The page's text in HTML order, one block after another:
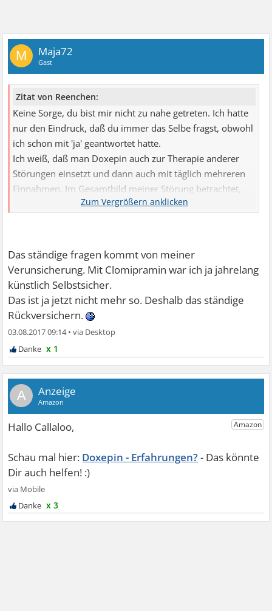
M Maja72
Gast
Zitat von Reenchen:
Keine Sorge, du bist mir nicht zu nahe getreten. Ich hatte
nur den Eindruck, daß du immer das Selbe fragst, obwohl
ich schon mit 'ja' geantwortet hatte.
Ich weiß, daß man Doxepin auch zur Therapie anderer
Störungen einsetzt und dann auch mit täglich mehreren
Einnahmen. Im Gesamtbild meiner Störung betrachtet,
nehme ich Doxepin nur als Schlafmittel und manchmal
auf 30 mg steigern darf. Wegen der Depression nehme
ich Tianeurax Filmtabletten 3x12,5mg.
Das ständige fragen kommt von meiner
Verunsicherung. Mit Clomipramin war ich ja jahrelang
künstlich Selbstsicher.
Das ist ja jetzt nicht mehr so. Deshalb das ständige
Rückversichern.
03.08.2017 09:14•
x 1
A
Doxepin - Erfahrungen?
x 3